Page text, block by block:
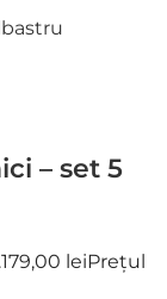
– set 5
179,00 leiPrețul